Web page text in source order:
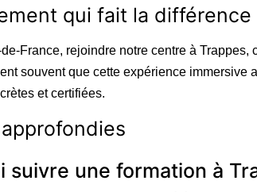
qui fait la différence
France, rejoindre notre centre à
souvent que cette expérience immersive
et certifiées.
suivre une formation à